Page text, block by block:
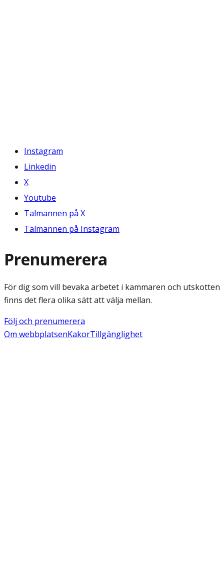
Instagram
Linkedin
X
Youtube
Talmannen på X
Talmannen på Instagram
Prenumerera
För dig som vill bevaka arbetet i kammaren och utskotten
finns det flera olika sätt att välja mellan.
Följ och prenumerera
Om webbplatsenKakorTillgänglighet